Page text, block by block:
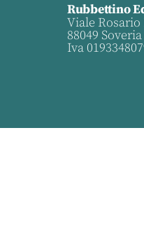
Rubbettino
Viale
88049
Iva